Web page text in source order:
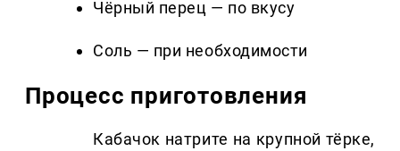
Чёрный перец — по вкусу
Соль — при необходимости
Процесс приготовления
Кабачок натрите на крупной тёрке,